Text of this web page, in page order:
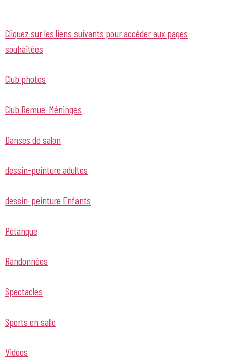
Cliquez sur les liens suivants pour accéder aux pages
souhaitées
Club photos
Club Remue-Méninges
Danses de salon
dessin-peinture adultes
dessin-peinture Enfants
Pétanque
Randonnées
Spectacles
Sports en salle
Vidéos